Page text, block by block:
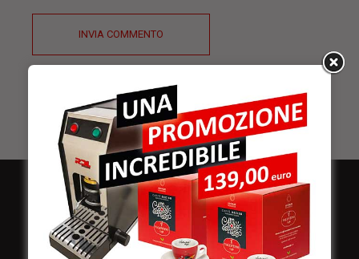
INVIA COMMENTO